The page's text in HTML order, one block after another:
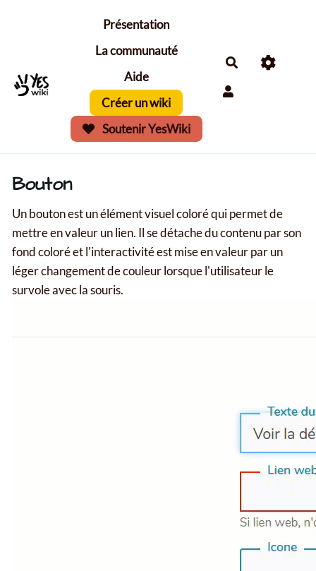
Aller au contenu principal
Présentation
La communauté
Aide
Créer un wiki
Soutenir YesWiki
Bouton
Un bouton est un élément visuel coloré qui permet de
mettre en valeur un lien. Il se détache du contenu par son
fond coloré et l'interactivité est mise en valeur par un
léger changement de couleur lorsque l'utilisateur le
survole avec la souris.